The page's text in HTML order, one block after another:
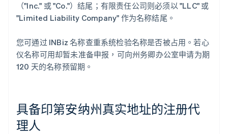
（"Inc." 或 "Co."）结尾；有限责任公司则必须以 "LLC" 或
"Limited Liability Company" 作为名称结尾。
您可通过 INBiz 名称查重系统检验名称是否被占用。若心
仪名称可用却暂未准备申报，可向州务卿办公室申请为期
120 天的名称预留期。
具备印第安纳州真实地址的注册代
理人